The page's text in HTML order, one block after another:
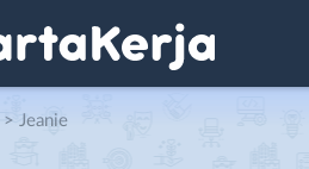
> Jeanie